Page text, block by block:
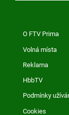
O FTV Prima
Volná místa
Reklama
HbbTV
Podmínky
Cookies